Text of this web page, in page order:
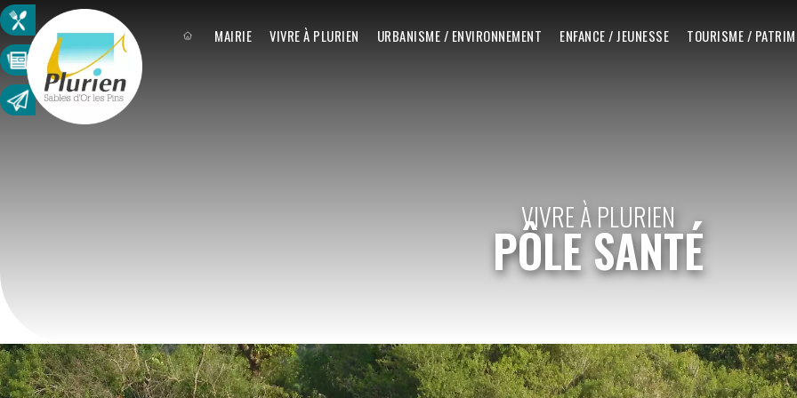
MAIRIE VIVRE À PLURIEN URBANISME / ENVIRONNEMENT ENFANCE / JEUNESSE TOURISME /
VIVRE À PLURIEN
PÔLE SANTÉ